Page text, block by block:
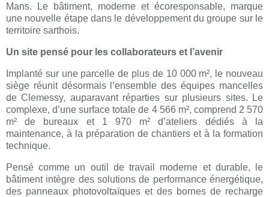
Mans. Le bâtiment, moderne et écoresponsable, marque
une nouvelle étape dans le développement du groupe sur le
territoire sarthois.
Un site pensé pour les collaborateurs et l’avenir
Implanté sur une parcelle de plus de 10 000 m², le nouveau
siège réunit désormais l’ensemble des équipes mancelles
de Clemessy, auparavant réparties sur plusieurs sites. Le
complexe, d’une surface totale de 4 566 m², comprend 2 570
m² de bureaux et 1 970 m² d’ateliers dédiés à la
maintenance, à la préparation de chantiers et à la formation
technique.
Pensé comme un outil de travail moderne et durable, le
bâtiment intègre des solutions de performance énergétique,
des panneaux photovoltaïques et des bornes de recharge